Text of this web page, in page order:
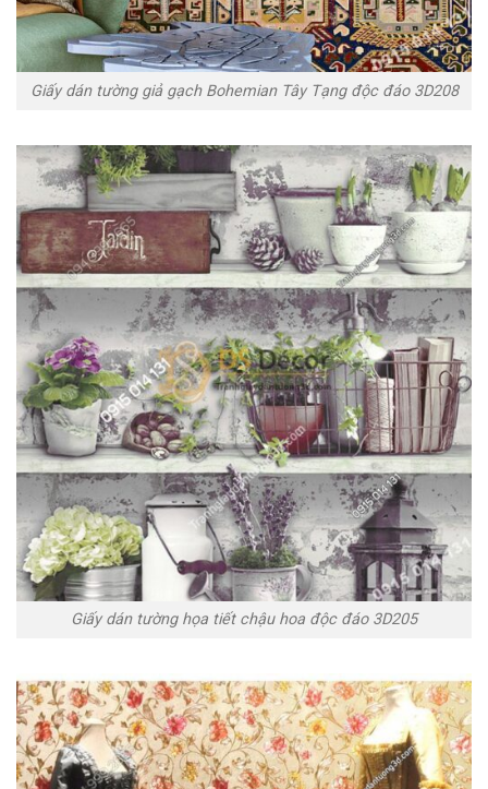
Giấy dán tường giả gạch Bohemian Tây Tạng độc đáo 3D208
Giấy dán tường họa tiết chậu hoa độc đáo 3D205